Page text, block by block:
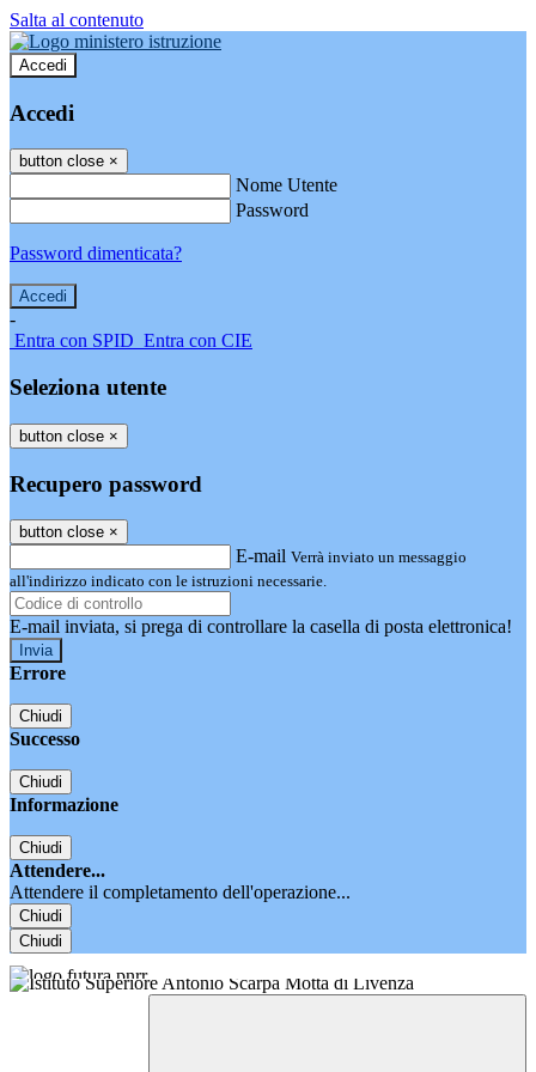
Salta al contenuto
Accedi
Accedi
button close ×
Nome Utente
Password
Password dimenticata?
-
Entra con SPID Entra con CIE
Seleziona utente
button close ×
Recupero password
button close ×
E-mail Verrà inviato un messaggio
all'indirizzo indicato con le istruzioni necessarie.
E-mail inviata, si prega di controllare la casella di posta elettronica!
Errore
Chiudi
Successo
Chiudi
Informazione
Chiudi
Attendere...
Attendere il completamento dell'operazione...
Chiudi
Chiudi